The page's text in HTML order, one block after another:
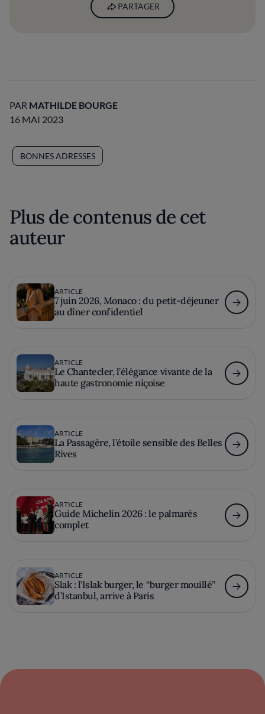
PARTAGER
PAR MATHILDE BOURGE
16 MAI 2023
BONNES ADRESSES
Plus de contenus de cet
auteur
ARTICLE
7 juin 2026, Monaco : du petit-déjeuner
au dîner confidentiel
ARTICLE
Le Chantecler, l’élégance vivante de la
haute gastronomie niçoise
ARTICLE
La Passagère, l’étoile sensible des Belles
Rives
ARTICLE
Guide Michelin 2026 : le palmarès
complet
ARTICLE
Slak : l’Islak burger, le “burger mouillé”
d’Istanbul, arrive à Paris